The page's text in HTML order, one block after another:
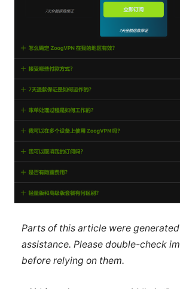
Parts of this article were
assistance. Please double-check
before relying on them.